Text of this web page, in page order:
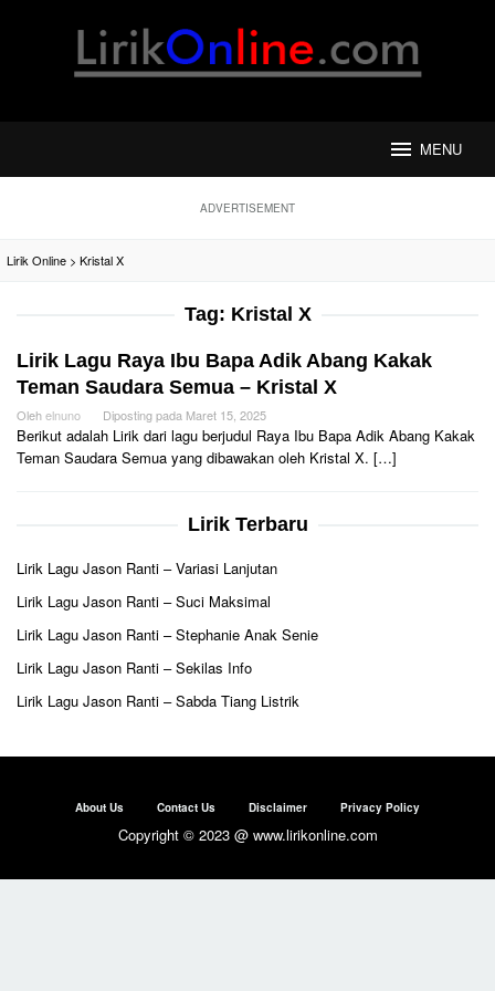
MENU
ADVERTISEMENT
Lirik Online > Kristal X
Tag: Kristal X
Lirik Lagu Raya Ibu Bapa Adik Abang Kakak
Teman Saudara Semua – Kristal X
Olehelnuno Diposting pada Maret 15, 2025
Berikut adalah Lirik dari lagu berjudul Raya Ibu Bapa Adik Abang Kakak
Teman Saudara Semua yang dibawakan oleh Kristal X. […]
Lirik Terbaru
Lirik Lagu Jason Ranti – Variasi Lanjutan
Lirik Lagu Jason Ranti – Suci Maksimal
Lirik Lagu Jason Ranti – Stephanie Anak Senie
Lirik Lagu Jason Ranti – Sekilas Info
Lirik Lagu Jason Ranti – Sabda Tiang Listrik
About Us Contact Us Disclaimer Privacy Policy
Copyright © 2023 @ www.lirikonline.com